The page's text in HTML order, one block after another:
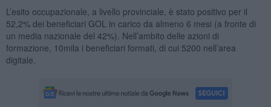
L’esito occupazionale, a livello provinciale, è stato positivo per il
52,2% dei beneficiari GOL in carico da almeno 6 mesi (a fronte di
un media nazionale del 42%). Nell’ambito delle azioni di
formazione, 10mila i beneficiari formati, di cui 5200 nell’area
digitale.